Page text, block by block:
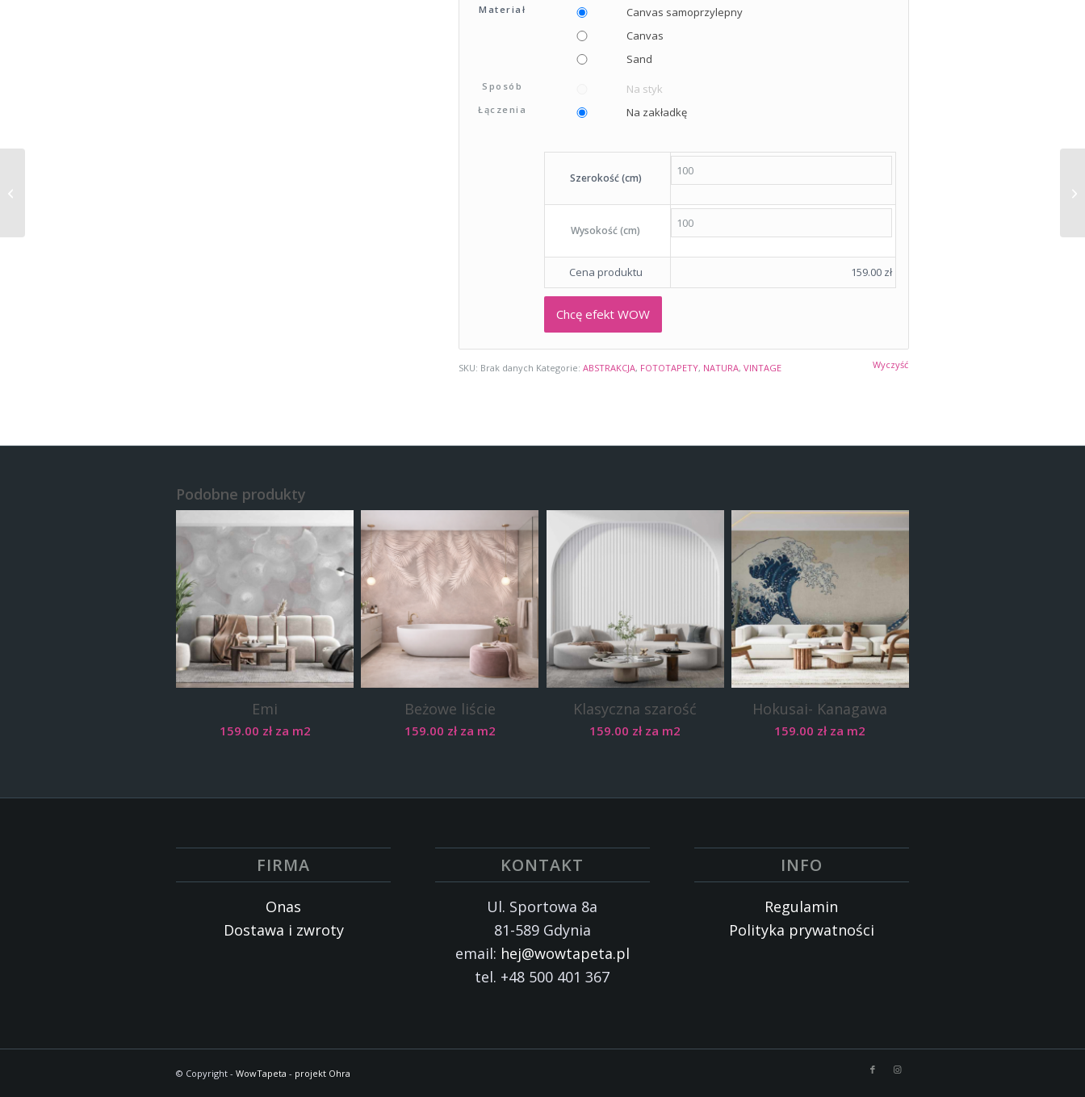
Materiał
Canvas samoprzylepny
Canvas
Sand
Sposób
Łączenia
Na styk
Na zakładkę
Wyczyść
Szerokość (cm)
Wysokość (cm)
Cena produktu 159.00 zł
Chcę efekt WOW
SKU: Brak danych Kategorie: ABSTRAKCJA, FOTOTAPETY, NATURA, VINTAGE
Podobne produkty
Emi
159.00 złza m2
Beżowe liście
159.00 złza m2
Klasyczna szarość
159.00 zł za m2
Hokusai- Kanagawa
159.00 zł za m2
FIRMA
Onas
Dostawa i zwroty
KONTAKT
Ul. Sportowa 8a
81-589 Gdynia
email: hej@wowtapeta.pl
tel. +48 500 401 367
INFO
Regulamin
Polityka prywatności
© Copyright - WowTapeta - projekt Ohra